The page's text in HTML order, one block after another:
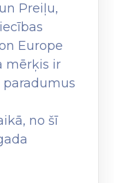
Preiļu,
Europe
mērķis ir
no šī